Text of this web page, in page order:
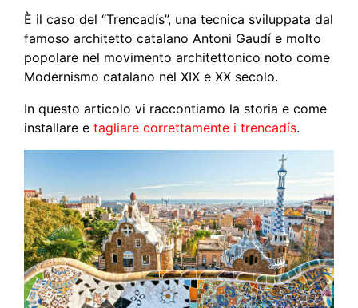
È il caso del “Trencadís”, una tecnica sviluppata dal
famoso architetto catalano Antoni Gaudí e molto
popolare nel movimento architettonico noto come
Modernismo catalano nel XIX e XX secolo.
In questo articolo vi raccontiamo la storia e come
installare e tagliare correttamente i trencadís.